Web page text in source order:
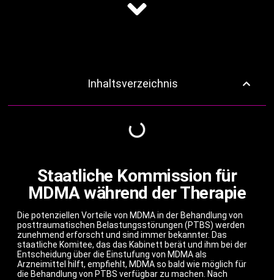
Inhaltsverzeichnis
Staatliche Kommission für
MDMA während der Therapie
Die potenziellen Vorteile von MDMA in der Behandlung von
posttraumatischen Belastungsstörungen (PTBS) werden
zunehmend erforscht und sind immer bekannter. Das
staatliche Komitee, das das Kabinett berät und ihm bei der
Entscheidung über die Einstufung von MDMA als
Arzneimittel hilft, empfiehlt, MDMA so bald wie möglich für
die Behandlung von PTBS verfügbar zu machen. Nach